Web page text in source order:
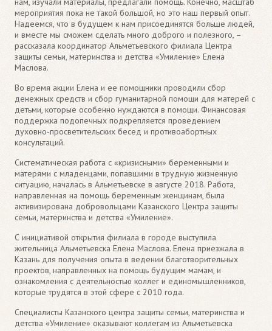
мероприятия пока не такой большой, но это наш первый опыт.
Надеемся, что в будущем к нам присоединятся больше людей,
и вместе мы сможем сделать много доброго и полезного, –
рассказала координатор Альметьевского филиала Центра
защиты семьи, материнства и детства «Умиление» Елена
Маслова.
Во время акции Елена и ее помощники проводили сбор
денежных средств и сбор гуманитарной помощи для матерей с
детьми, которые особенно нуждаются в помощи. Финансовая
поддержка подопечных подкрепляется проведением
духовно-просветительских бесед и противоабортных
консультаций.
Систематическая работа с «кризисными» беременными и
матерями с младенцами, попавшими в трудную жизненную
ситуацию, началась в Альметьевске в августе 2018. Работа,
направленная на помощь беременным женщинам, была
активизирована добровольцами Казанского Центра защиты
семьи, материнства и детства «Умиление».
С инициативой открытия филиала в городе выступила
жительница Альметьевска Елена Маслова. Елена приезжала в
Казань для получения опыта в ведении благотворительных
проектов, направленных на помощь будущим мамам, и
ознакомления с деятельностью коллег и единомышленников,
которые трудятся в этой сфере с 2010 года.
Специалисты Казанского центра защиты семьи, материнства и
детства «Умиление» оказывают коллегам из Альметьевска